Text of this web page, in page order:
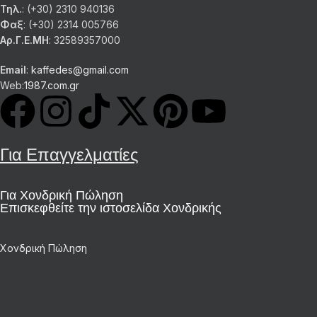
Τηλ.: (+30) 2310 940136
Φαξ: (+30) 2314 005766
Αρ.Γ.Ε.ΜΗ: 32589357000
Email: kaffedes@gmail.com
Web:1987.com.gr
Για Επαγγελματίες
Για Χονδρική Πώληση
Επισκεφθείτε την ιστοσελίδα Χονδρικής
Χονδρική Πώληση